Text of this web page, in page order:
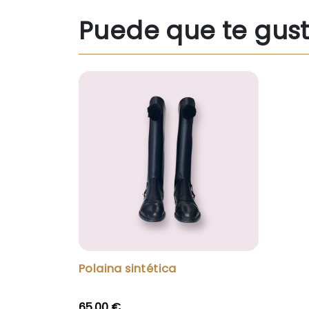
Puede que te
Polaina sintética